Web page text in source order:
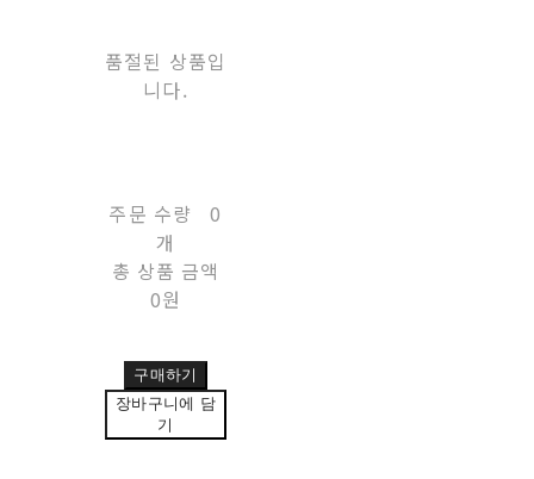
품절된 상품입
니다.
주문 수량
0
개
총 상품 금액
0원
구매하기
장바구니에 담
기